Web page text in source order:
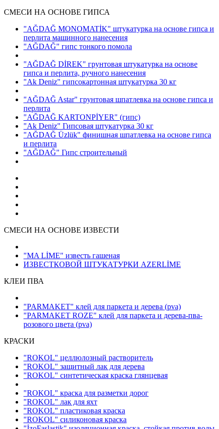
СМЕСИ НА ОСНОВЕ ГИПСА
"AĞDAĞ MONOMATİK" штукатурка на основе гипса и
перлита машинного нанесения
"AĞDAĞ" гипс тонкого помола
"AĞDAĞ DİREK" грунтовая штукатурка на основе
гипса и перлита, ручного нанесения
"Ak Deniz" гипсокартонная штукатурка 30 кг
"AĞDAĞ Astar" грунтовая шпатлевка на основе гипса и
перлита
"AĞDAĞ KARTONPİYER" (гипс)
"Ak Deniz" Гипсовая штукатурка 30 кг
"AĞDAĞ Üzlük" финишная шпатлевка на основе гипса
и перлита
"AĞDAĞ" Гипс строительный
СМЕСИ НА ОСНОВЕ ИЗВЕСТИ
"MA LİME" известь гашеная
ИЗВЕСТКОВОЙ ШТУКАТУРКИ AZERLİME
КЛЕИ ПВА
"PARMAKET" клей для паркета и дерева (pva)
"PARMAKET ROZE" клей для паркета и дерева-пва-
розового цвета (pva)
КРАСКИ
"ROKOL" целлюлозный растворитель
"ROKOL" защитный лак для дерева
"ROKOL" синтетическая краска глянцевая
"ROKOL" краска для разметки дорог
"ROKOL" лак для яхт
"ROKOL" пластиковая краска
"ROKOL" силиконовая краска